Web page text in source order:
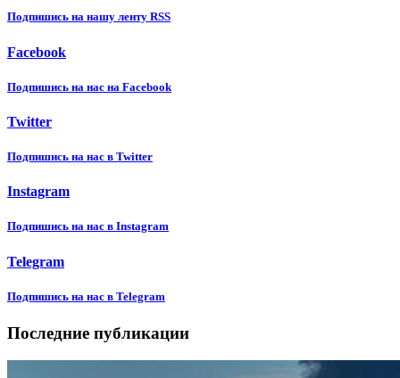
Подпишиcь на нашу ленту RSS
Facebook
Подпишиcь на нас на Facebook
Twitter
Подпишиcь на нас в Twitter
Instagram
Подпишиcь на нас в Instagram
Telegram
Подпишиcь на нас в Telegram
Последние публикации